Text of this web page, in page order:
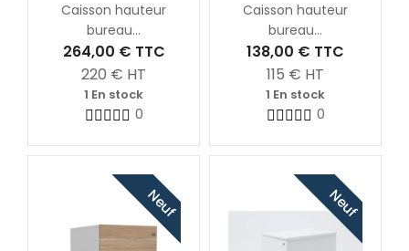
Caisson hauteur
bureau...
264,00 € TTC
220 € HT
1 En stock
0
Caisson hauteur
bureau...
138,00 € TTC
115 € HT
1 En stock
0
Neuf Neuf